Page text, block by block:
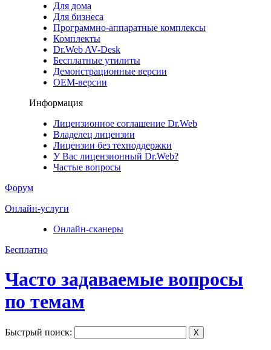
Для дома
Для бизнеса
Программно-аппаратные комплексы
Комплекты
Dr.Web AV-Desk
Бесплатные утилиты
Демонстрационные версии
ОЕМ-версии
Информация
Лицензионное соглашение Dr.Web
Владелец лицензии
Лицензии без техподдержки
У Вас лицензионный Dr.Web?
Частые вопросы
Форум
Онлайн-услуги
Онлайн-сканеры
Бесплатно
Часто задаваемые вопросы
по темам
Быстрый поиск: X